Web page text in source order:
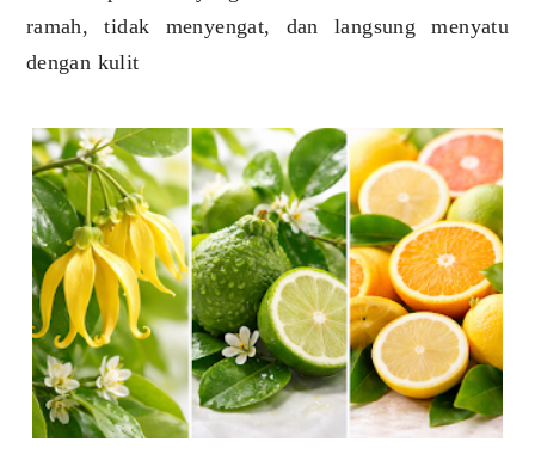
ramah, tidak menyengat, dan langsung menyatu
dengan kulit